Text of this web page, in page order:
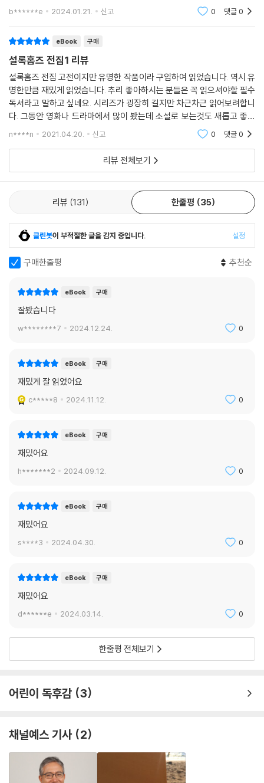
한거 없이 똑같아서 좋았습니다.워낙 유명한 작품이라 주기적으로 한번씩
b******e 2024.01.21. 신고 0 댓글0
eBook 구매
설록홈즈 전집1 리뷰
설록홈즈 전집 고전이지만 유명한 작품이라 구입하여 읽었습니다. 역시 유
명한만큼 재밌게 읽었습니다. 추리 좋아하시는 분들은 꼭 읽으셔야할 필수
독서라고 말하고 싶네요. 시리즈가 굉장히 길지만 차근차근 읽어보려합니
다. 그동안 영화나 드라마에서 많이 봤는데 소설로 보는것도 새롭고 좋았
네요. 안읽으신 분이나 추리소설 매니아시면 추천합니다(매니아분들은 이
n****n 2021.04.20. 신고 0 댓글0
리뷰 전체보기
리뷰 131 한줄평 35
클린봇이 부적절한 글을 감지 중입니다. 설정
구매한줄평 추천순
eBook 구매
잘봤습니다
w********7 2024.12.24. 0
eBook 구매
재밌게 잘 읽었어요
c*****8 2024.11.12. 0
eBook 구매
재밌어요
h*******2 2024.09.12. 0
eBook 구매
재밌어요
s****3 2024.04.30. 0
eBook 구매
재밌어요
d******e 2024.03.14. 0
한줄평 전체보기
어린이 독후감 3
채널예스 기사 2